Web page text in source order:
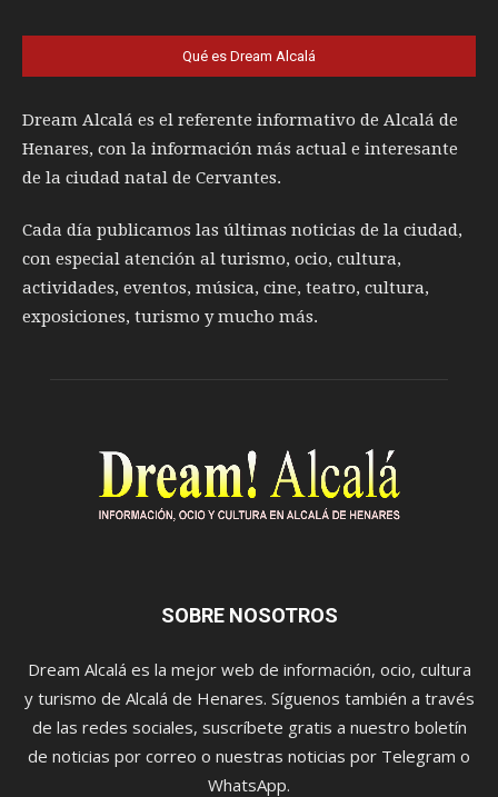
Qué es Dream Alcalá
Dream Alcalá es el referente informativo de Alcalá de
Henares, con la información más actual e interesante
de la ciudad natal de Cervantes.
Cada día publicamos las últimas noticias de la ciudad,
con especial atención al turismo, ocio, cultura,
actividades, eventos, música, cine, teatro, cultura,
exposiciones, turismo y mucho más.
SOBRE NOSOTROS
Dream Alcalá es la mejor web de información, ocio, cultura
y turismo de Alcalá de Henares. Síguenos también a través
de las redes sociales, suscríbete gratis a nuestro boletín
de noticias por correo o nuestras noticias por Telegram o
WhatsApp.